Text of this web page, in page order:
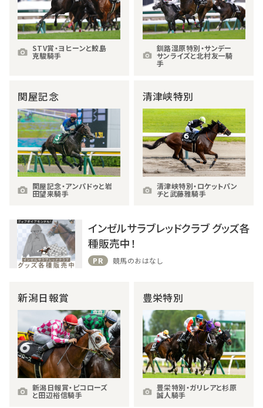
STV賞・ヨヒーンと鮫島
克駿騎手
釧路湿原特別・サンデー
サンライズと北村友一騎
手
関屋記念
関屋記念・アンパドゥと岩
田望来騎手
清津峡特別
清津峡特別・ロケットパン
チと武藤雅騎手
インゼルサラブレッドクラブ グッズ各
種販売中！
PR 競馬のおはなし
新潟日報賞
新潟日報賞・ピコローズ
と田辺裕信騎手
豊栄特別
豊栄特別・ガリレアと杉原
誠人騎手